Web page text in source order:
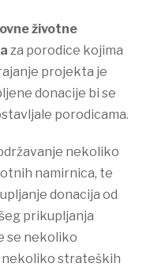
životne
za porodice kojima
projekta je
donacije bi se
porodicama.
nekoliko
namirnica, te
donacija od
prikupljanja
se nekoliko
nekoliko strateških